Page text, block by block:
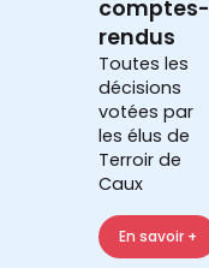
comptes-
rendus
Toutes les
décisions
votées par
les élus de
Terroir de
Caux
En savoir +